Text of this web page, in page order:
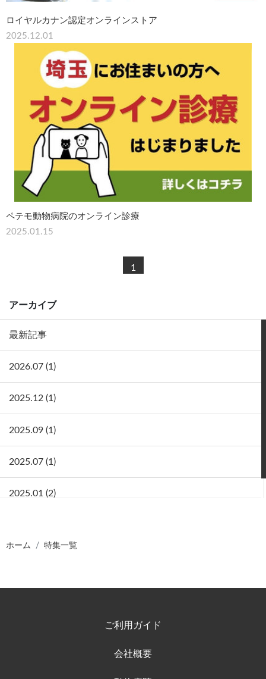
アーカイブ
最新記事
2026.07 (1)
2025.12 (1)
2025.09 (1)
2025.07 (1)
2025.01 (2)
ロイヤルカナン認定オンラインストア
2025.12.01
ペテモ動物病院のオンライン診療
2025.01.15
1
ホーム 特集一覧
ご利用ガイド
会社概要